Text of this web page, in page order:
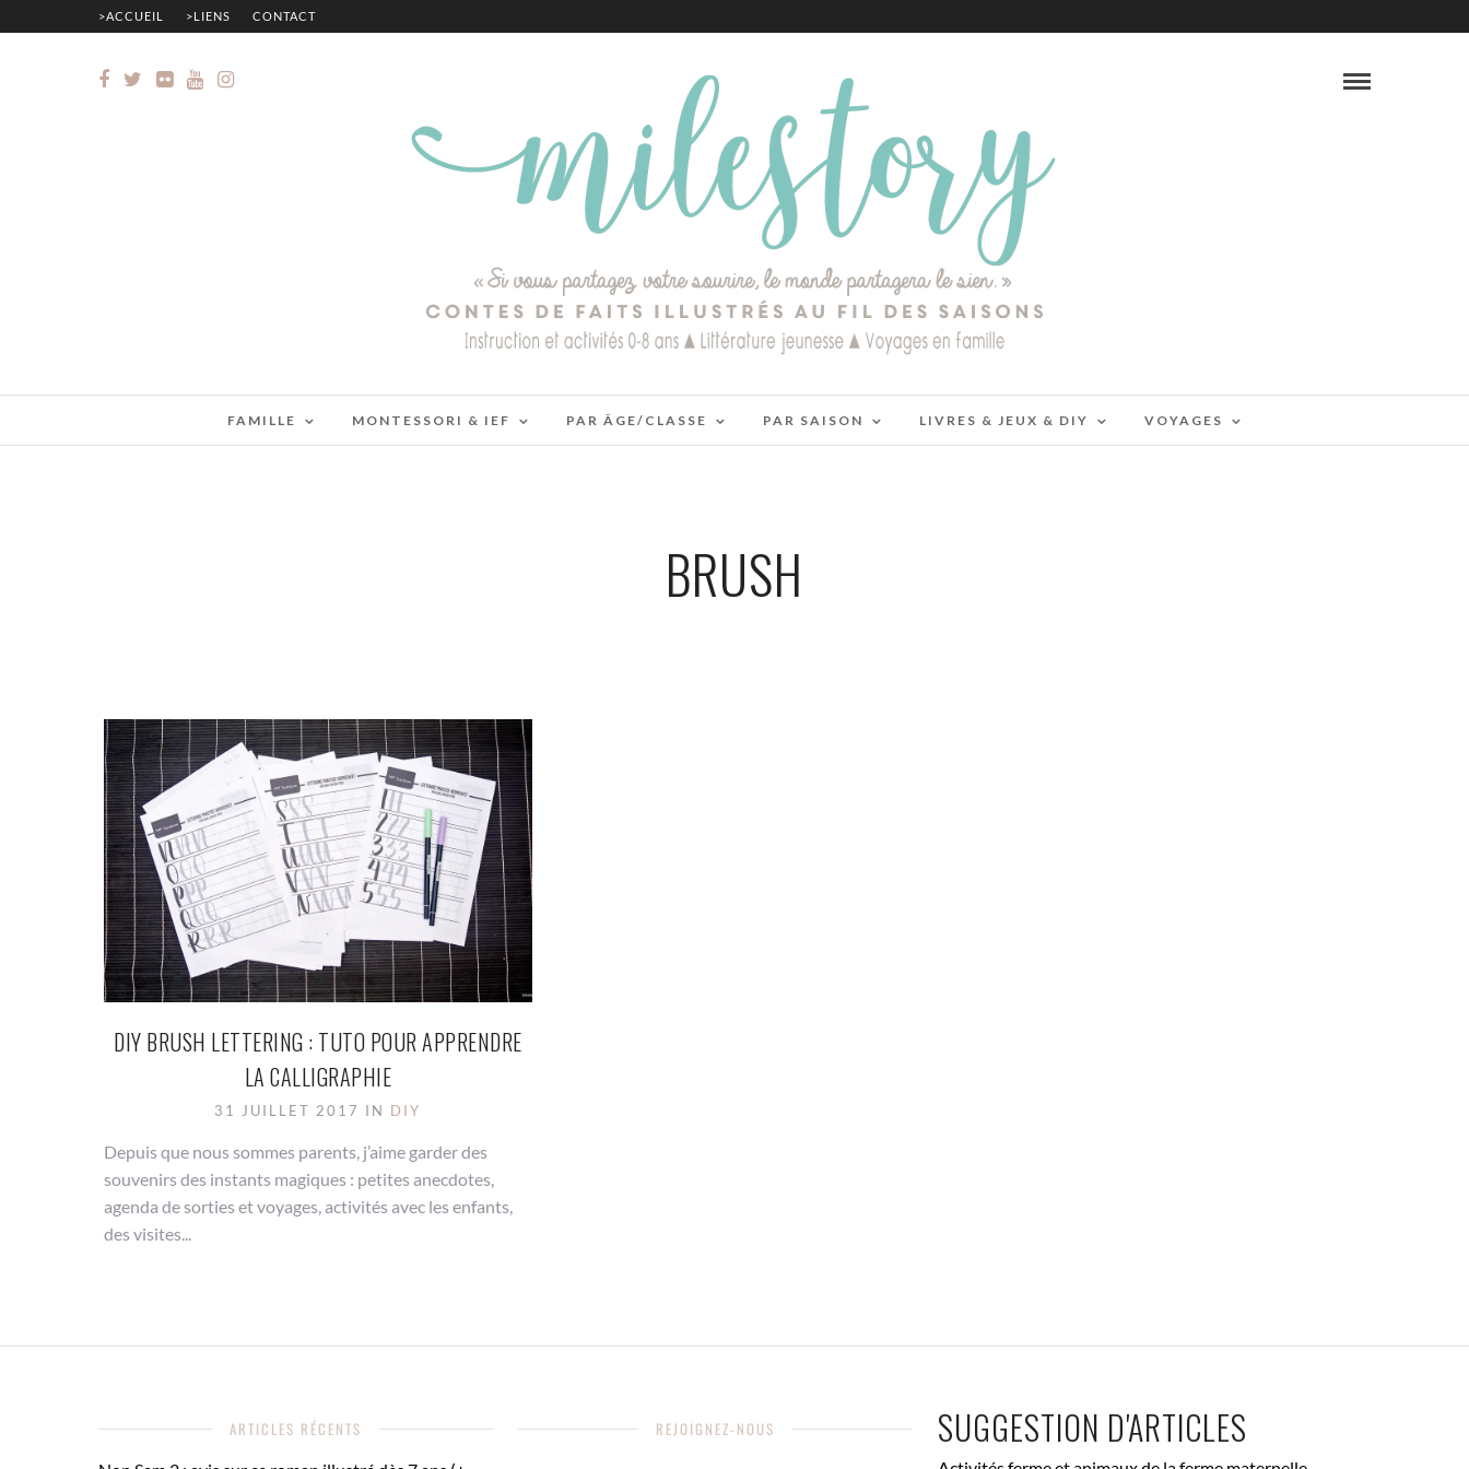
>ACCUEIL >LIENS CONTACT
FAMILLE MONTESSORI & IEF PAR ÂGE/CLASSE PAR SAISON LIVRES & JEUX & DIY VOYAGES
BRUSH
DIY BRUSH LETTERING : TUTO POUR APPRENDRE
LA CALLIGRAPHIE
31 JUILLET 2017 IN DIY
Depuis que nous sommes parents, j’aime garder des
souvenirs des instants magiques : petites anecdotes,
agenda de sorties et voyages, activités avec les enfants,
des visites...
ARTICLES RÉCENTS REJOIGNEZ-NOUS SUGGESTION D'ARTICLES